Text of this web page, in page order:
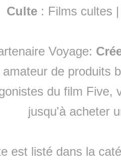
Culte : Films cultes
Voyage:
de produits
du film Five,
jusqu'à acheter
est listé dans la